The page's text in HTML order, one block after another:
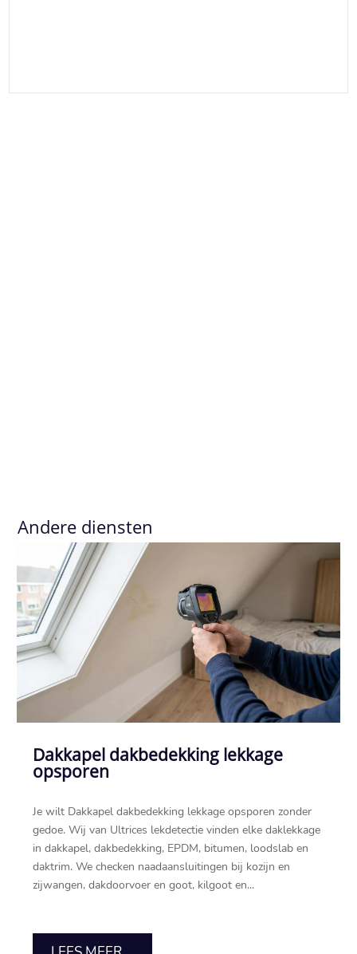
Andere diensten
Dakkapel dakbedekking lekkage
opsporen
Je wilt Dakkapel dakbedekking lekkage opsporen zonder
gedoe.​ Wij van Ultrices lekdetectie vinden elke daklekkage
in dakkapel, dakbedekking, EPDM, bitumen, loodslab en
daktrim.​ We checken naadaansluitingen bij kozijn en
zijwangen, dakdoorvoer en goot, kilgoot en...